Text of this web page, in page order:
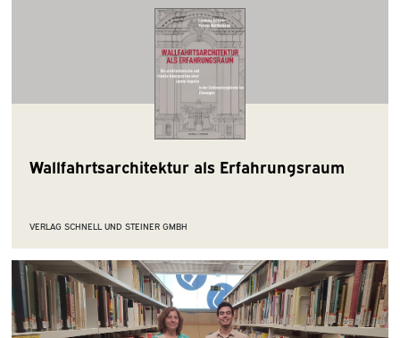
Wallfahrtsarchitektur als Erfahrungsraum
VERLAG SCHNELL UND STEINER GMBH